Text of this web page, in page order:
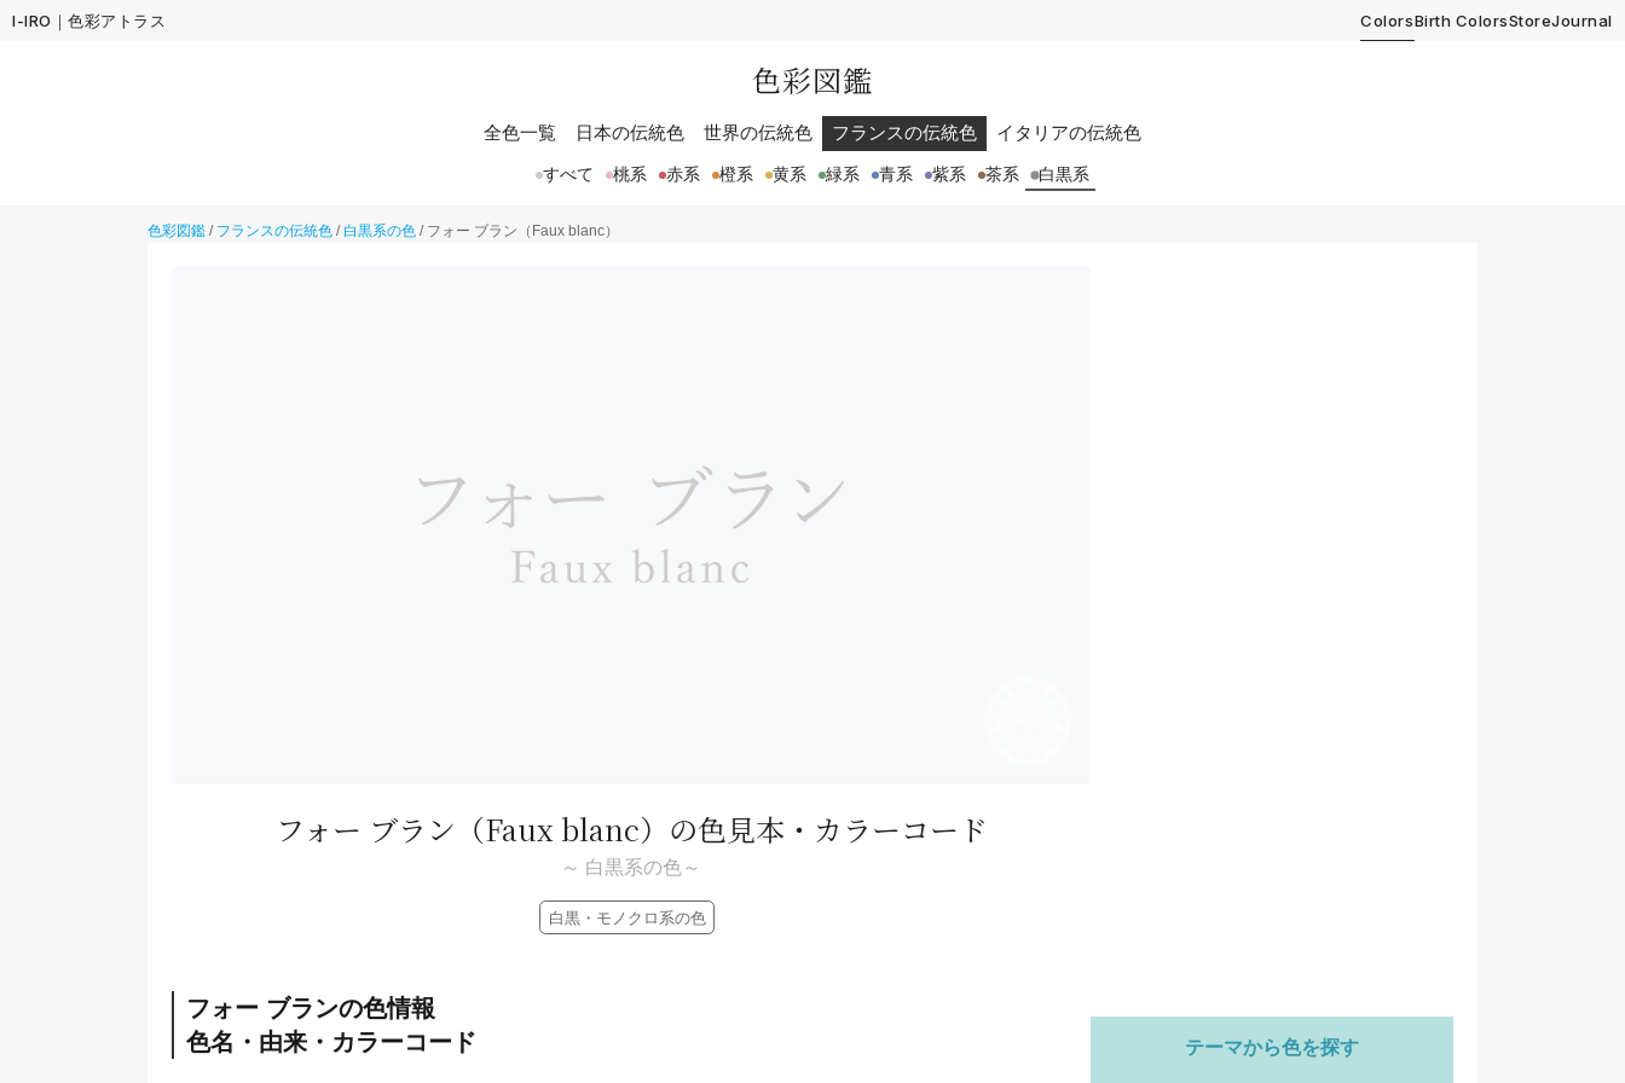
I-IRO｜色彩アトラス ColorsBirth ColorsStoreJournal
色彩図鑑
全色一覧 日本の伝統色 世界の伝統色 フランスの伝統色 イタリアの伝統色
すべて 桃系 赤系 橙系 黄系 緑系 青系 紫系 茶系 白黒系
色彩図鑑 / フランスの伝統色 / 白黒系の色 /フォー ブラン（Faux blanc）
フォー ブラン （Faux blanc） の色見本・カラーコード
～ 白黒系の色～
白黒・モノクロ系の色
フォー ブランの色情報
色名・由来・カラーコード
テーマから色を探す